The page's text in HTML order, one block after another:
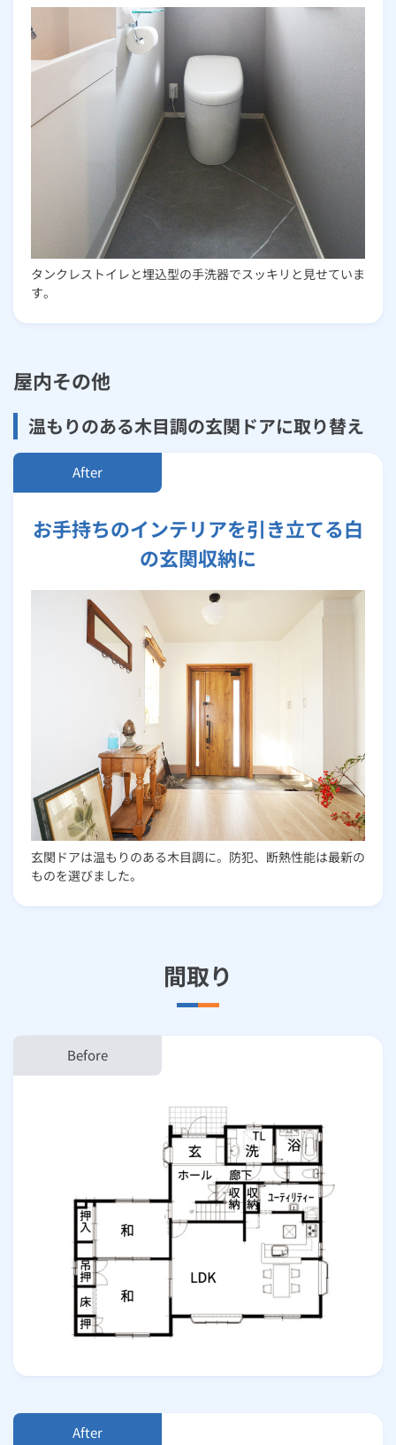
タンクレストイレと埋込型の手洗器でスッキリと見せていま
す。
屋内その他
温もりのある木目調の玄関ドアに取り替え
お手持ちのインテリアを引き立てる白
の玄関収納に
玄関ドアは温もりのある木目調に。防犯、断熱性能は最新の
ものを選びました。
間取り